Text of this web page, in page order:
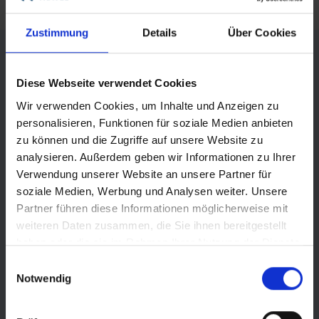
Zustimmung Details Über Cookies
Diese Webseite verwendet Cookies
Wir verwenden Cookies, um Inhalte und Anzeigen zu
personalisieren, Funktionen für soziale Medien anbieten
zu können und die Zugriffe auf unsere Website zu
analysieren. Außerdem geben wir Informationen zu Ihrer
Verwendung unserer Website an unsere Partner für
soziale Medien, Werbung und Analysen weiter. Unsere
Partner führen diese Informationen möglicherweise mit
weiteren Daten zusammen, die Sie ihnen bereitgestellt
haben oder die sie im Rahmen Ihrer Nutzung der Dienste
Notwendig
Teile diese Reise
Adventsfahrt nach Frankfurt
So., 29. Nov. 2026 - Do., 3. Dez. 2026
Reise buchen
Do., 3. Dez. 2026 - Mo., 7. Dez. 2026
ab 610 €
Verfügbar
Reise buchen
ab 880 €